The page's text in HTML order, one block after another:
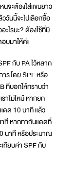
นจะต้องใส่แขนยาว
วันนี้จะไปเลือกซื้อ
ไรนะ? ต้องใช้ที่มี
บมาให้ค่ะ
กับ PA ไว้หลาก
าร โดย SPF หรือ
ที่บอกให้ทราบว่า
าไม่ไหม้ หากยก
ดด 10 นาที แล้ว
าที หากทากันแดดที่
นาที หรือประมาณ
เทียบค่า SPF กับ